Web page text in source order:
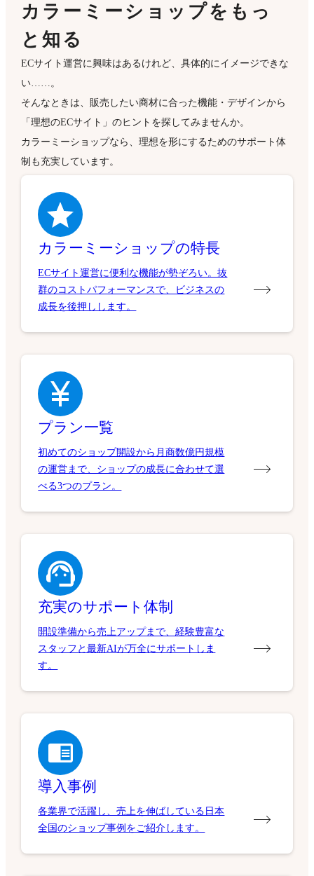
カラーミーショップをもっ
と知る
ECサイト運営に興味はあるけれど、具体的にイメージできな
い……。
そんなときは、販売したい商材に合った機能・デザインから
「理想のECサイト」のヒントを探してみませんか。
カラーミーショップなら、理想を形にするためのサポート体
制も充実しています。
カラーミーショップの特長
ECサイト運営に便利な機能が勢ぞろい。抜
群のコストパフォーマンスで、ビジネスの
成長を後押しします。
プラン一覧
初めてのショップ開設から月商数億円規模
の運営まで、ショップの成長に合わせて選
べる3つのプラン。
充実のサポート体制
開設準備から売上アップまで、経験豊富な
スタッフと最新AIが万全にサポートしま
す。
導入事例
各業界で活躍し、売上を伸ばしている日本
全国のショップ事例をご紹介します。